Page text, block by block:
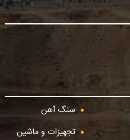
سنگ آهن
تجهیزات و ماشین